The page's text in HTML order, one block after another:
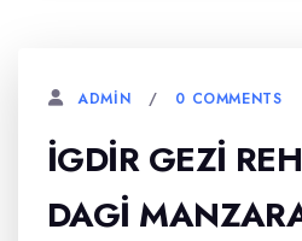
ADMIN 0 COMMENTS
İGDIR GEZI
DAGI